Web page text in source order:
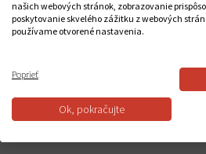
Dostupnosť:
našich webových stránok, zobrazovanie
poskytovanie skvelého zážitku z webových
používame otvorené nastavenia.
Poprieť
Ok, pokračujte